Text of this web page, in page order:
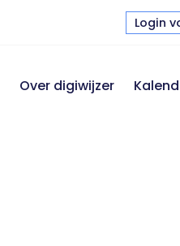
Login
Over digiwijzer